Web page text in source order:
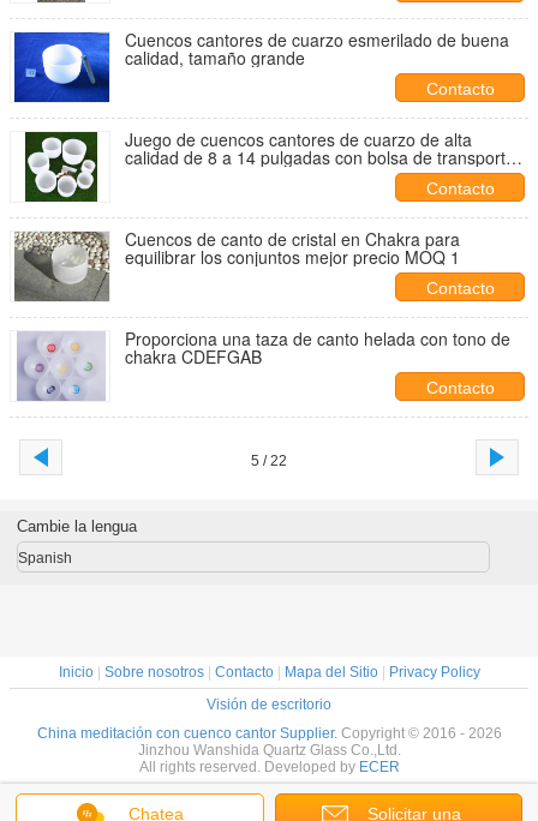
Cuencos cantores de cuarzo esmerilado de buena
calidad, tamaño grande
Contacto
Juego de cuencos cantores de cuarzo de alta
calidad de 8 a 14 pulgadas con bolsa de transporte y
Contacto
Cuencos de canto de cristal en Chakra para
equilibrar los conjuntos mejor precio MOQ 1
Contacto
Proporciona una taza de canto helada con tono de
chakra CDEFGAB
Contacto
5 / 22
Chatea Solicitar una
Cambie la lengua
Spanish
Inicio| Sobre nosotros| Contacto| Mapa del Sitio|
Privacy Policy
Visión de escritorio
China meditación con cuenco cantor Supplier. Copyright © 2016 - 2026
Jinzhou Wanshida Quartz Glass Co.,Ltd.
All rights reserved. Developed by ECER